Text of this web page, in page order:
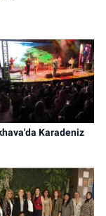
Karadeniz